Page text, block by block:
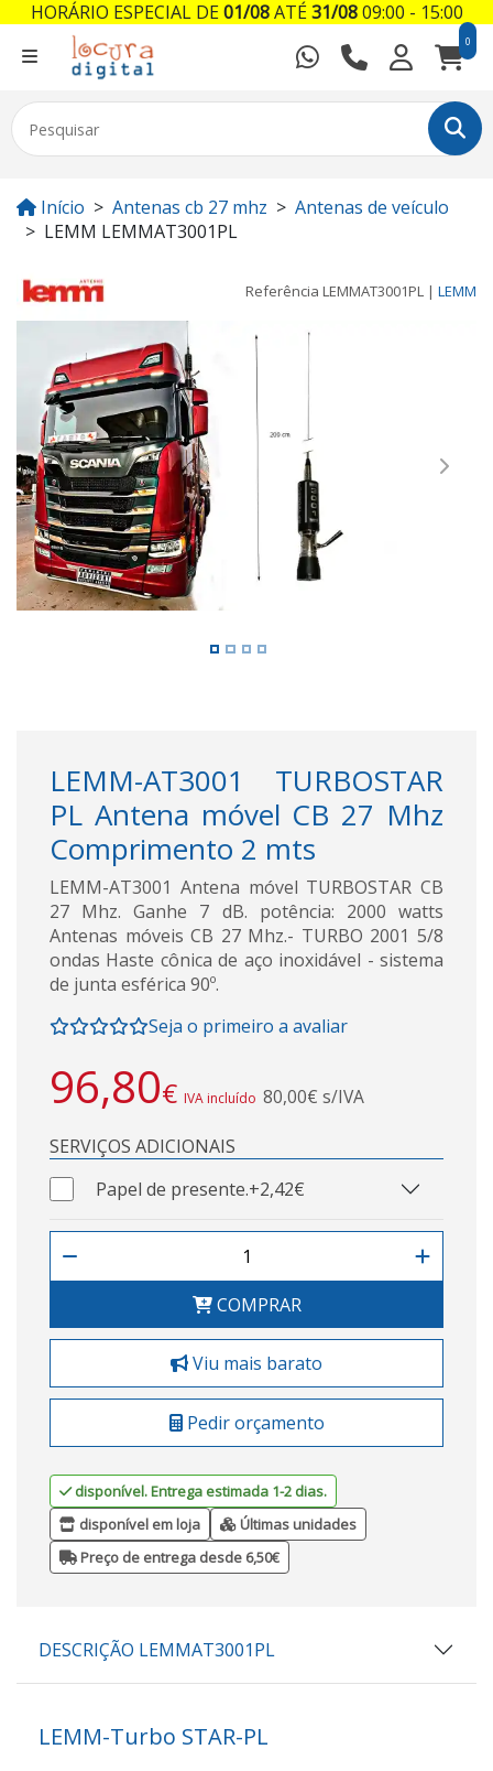
0
Início Antenas cb 27 mhz
Antenas de veículo
LEMM LEMMAT3001PL
Referência LEMMAT3001PL | LEMM
Previous Next
LEMM-AT3001 TURBOSTAR
PL Antena móvel CB 27 Mhz
Comprimento 2 mts
LEMM-AT3001 Antena móvel TURBOSTAR CB
27 Mhz. Ganhe 7 dB. potência: 2000 watts
Antenas móveis CB 27 Mhz.- TURBO 2001 5/8
ondas Haste cônica de aço inoxidável - sistema
de junta esférica 90º.
Seja o primeiro a avaliar
96,80€ IVA incluído 80,00€ s/IVA
SERVIÇOS ADICIONAIS
Papel de presente.+2,42€
COMPRAR
Viu mais barato
Pedir orçamento
disponível. Entrega estimada 1-2 dias.
disponível em loja
Últimas unidades
Preço de entrega desde 6,50€
DESCRIÇÃO LEMMAT3001PL
LEMM-Turbo STAR-PL
HORÁRIO ESPECIAL DE01/08ATÉ31/0809:00 - 15:00